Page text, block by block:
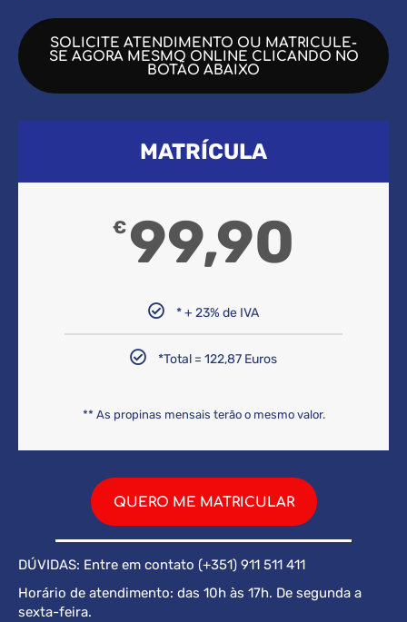
SOLICITE ATENDIMENTO OU MATRICULE-
SE AGORA MESMO ONLINE CLICANDO NO
BOTÃO ABAIXO
MATRÍCULA
€ 99,90
* + 23% de IVA
*Total = 122,87 Euros
** As propinas mensais terão o mesmo valor.
QUERO ME MATRICULAR
DÚVIDAS: Entre em contato (+351) 911 511 411
Horário de atendimento: das 10h às 17h. De segunda a
sexta-feira.